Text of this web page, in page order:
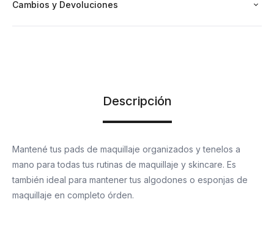
Cambios y Devoluciones
Descripción
Mantené tus pads de maquillaje organizados y tenelos a
mano para todas tus rutinas de maquillaje y skincare. Es
también ideal para mantener tus algodones o esponjas de
maquillaje en completo órden.